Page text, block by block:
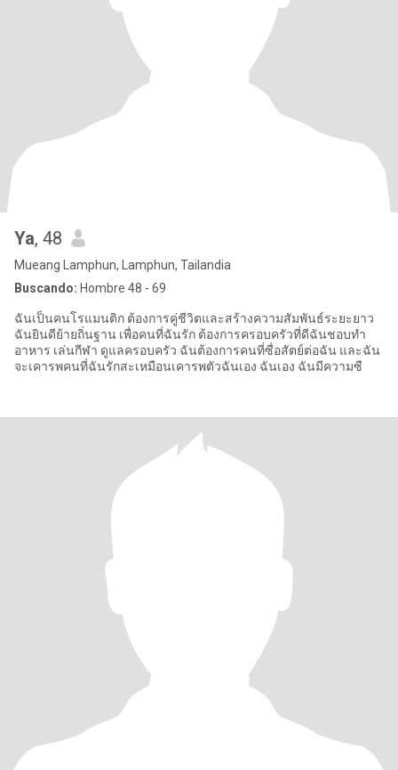
Ya, 48
Mueang Lamphun, Lamphun, Tailandia
Buscando: Hombre 48 - 69
ฉันเป็นคนโรแมนติก ต้องการคู่ชีวิตและสร้างความสัมพันธ์ระยะยาว
ฉันยินดีย้ายถิ่นฐาน เพื่อคนที่ฉันรัก ต้องการครอบครัวที่ดีฉันชอบทำ
อาหาร เล่นกีฬา ดูแลครอบครัว ฉันต้องการคนที่ซื่อสัตย์ต่อฉัน และฉัน
จะเคารพคนที่ฉันรักสะเหมือนเคารพตัวฉันเอง ฉันเอง ฉันมีความซื